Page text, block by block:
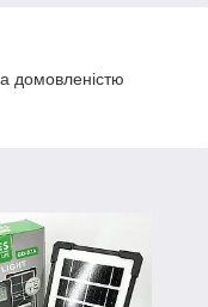
домовленістю